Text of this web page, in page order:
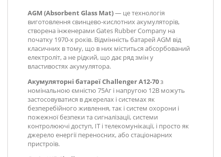
AGM (Absorbent Glass Mat)— це технологія
виготовлення свинцево-кислотних акумуляторів,
створена інженерами Gates Rubber Company на
початку 1970-х років. Відмінність батарей AGM від
класичних в тому, що в них міститься абсорбований
електроліт, а не рідкий, що дає ряд змін у
властивостях акумулятора.
Акумуляторні батареї Challenger A12-70з
номінальною ємністю 75Аг і напругою 12В можуть
застосовуватися в джерелах і системах як
безперебійного живлення, так і систем охорони і
пожежної безпеки та сигналізації, системи
контролюючі доступ, IT і телекомунікації, і просто як
джерело енергії переносних, або стаціонарних
пристроїв.